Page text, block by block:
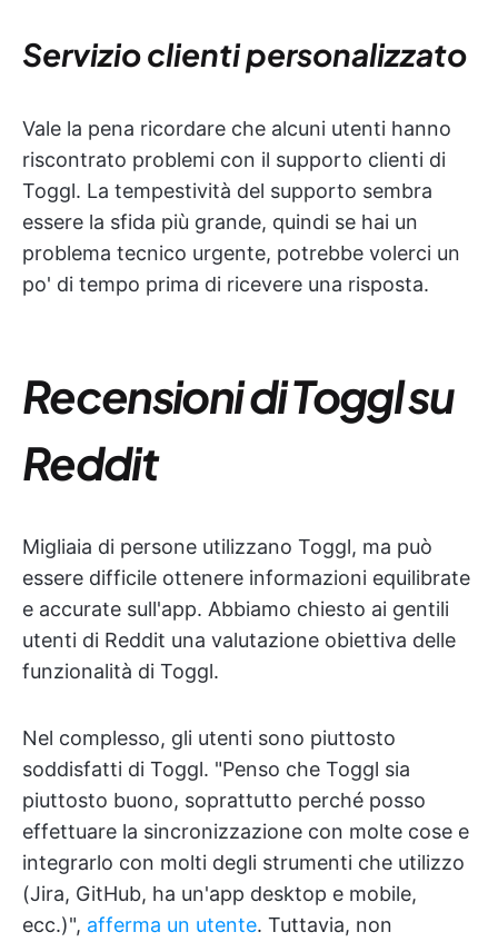
Servizio clienti personalizzato
Vale la pena ricordare che alcuni utenti hanno
riscontrato problemi con il supporto clienti di
Toggl. La tempestività del supporto sembra
essere la sfida più grande, quindi se hai un
problema tecnico urgente, potrebbe volerci un
po' di tempo prima di ricevere una risposta.
Recensioni di Toggl su
Reddit
Migliaia di persone utilizzano Toggl, ma può
essere difficile ottenere informazioni equilibrate
e accurate sull'app. Abbiamo chiesto ai gentili
utenti di Reddit una valutazione obiettiva delle
funzionalità di Toggl.
Nel complesso, gli utenti sono piuttosto
soddisfatti di Toggl. "Penso che Toggl sia
piuttosto buono, soprattutto perché posso
effettuare la sincronizzazione con molte cose e
integrarlo con molti degli strumenti che utilizzo
(Jira, GitHub, ha un'app desktop e mobile,
ecc.)", afferma un utente. Tuttavia, non